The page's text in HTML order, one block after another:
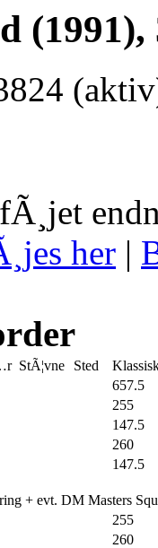
(1991),
her |
StÃ¦vne Sted
657.5
255
147.5
260
147.5
+ evt. DM Masters
255
260